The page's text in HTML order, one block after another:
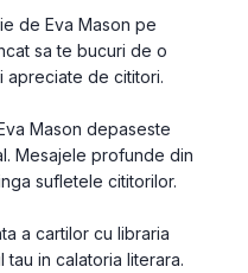
de Eva Mason pe
sa te bucuri de o
apreciate de cititori.
Mason depaseste
Mesajele profunde din
sufletele cititorilor.
a cartilor cu libraria
in calatoria literara.